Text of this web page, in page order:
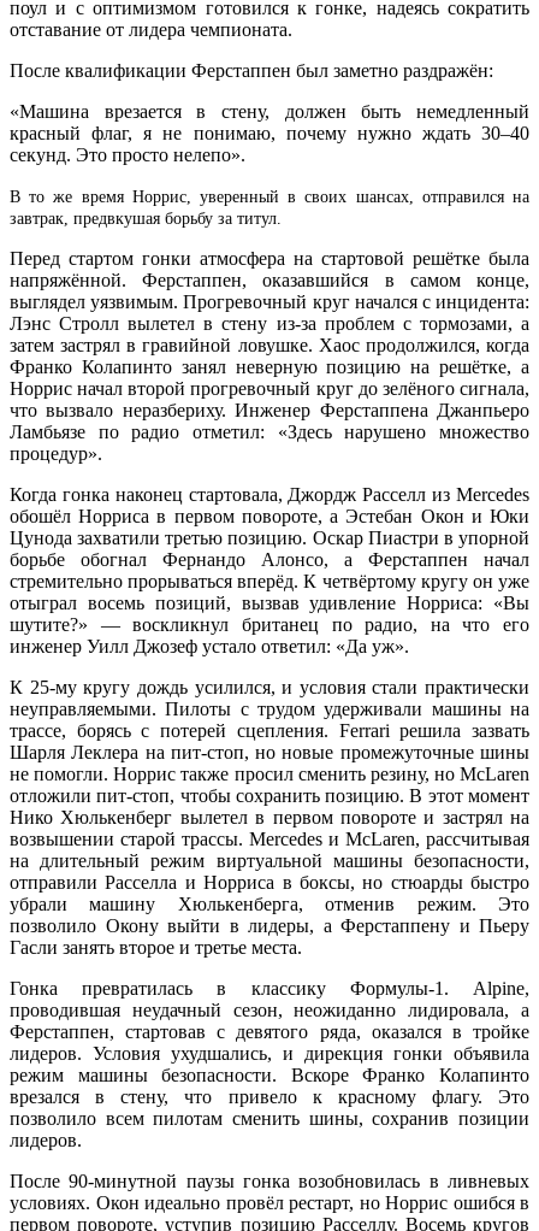
поул и с оптимизмом готовился к гонке, надеясь сократить
отставание от лидера чемпионата.
После квалификации Ферстаппен был заметно раздражён:
«Машина врезается в стену, должен быть немедленный
красный флаг, я не понимаю, почему нужно ждать 30–40
секунд. Это просто нелепо».
В то же время Норрис, уверенный в своих шансах, отправился на
завтрак, предвкушая борьбу за титул.
Перед стартом гонки атмосфера на стартовой решётке была
напряжённой. Ферстаппен, оказавшийся в самом конце,
выглядел уязвимым. Прогревочный круг начался с инцидента:
Лэнс Стролл вылетел в стену из-за проблем с тормозами, а
затем застрял в гравийной ловушке. Хаос продолжился, когда
Франко Колапинто занял неверную позицию на решётке, а
Норрис начал второй прогревочный круг до зелёного сигнала,
что вызвало неразбериху. Инженер Ферстаппена Джанпьеро
Ламбьязе по радио отметил: «Здесь нарушено множество
процедур».
Когда гонка наконец стартовала, Джордж Расселл из Mercedes
обошёл Норриса в первом повороте, а Эстебан Окон и Юки
Цунода захватили третью позицию. Оскар Пиастри в упорной
борьбе обогнал Фернандо Алонсо, а Ферстаппен начал
стремительно прорываться вперёд. К четвёртому кругу он уже
отыграл восемь позиций, вызвав удивление Норриса: «Вы
шутите?» — воскликнул британец по радио, на что его
инженер Уилл Джозеф устало ответил: «Да уж».
К 25-му кругу дождь усилился, и условия стали практически
неуправляемыми. Пилоты с трудом удерживали машины на
трассе, борясь с потерей сцепления. Ferrari решила зазвать
Шарля Леклера на пит-стоп, но новые промежуточные шины
не помогли. Норрис также просил сменить резину, но McLaren
отложили пит-стоп, чтобы сохранить позицию. В этот момент
Нико Хюлькенберг вылетел в первом повороте и застрял на
возвышении старой трассы. Mercedes и McLaren, рассчитывая
на длительный режим виртуальной машины безопасности,
отправили Расселла и Норриса в боксы, но стюарды быстро
убрали машину Хюлькенберга, отменив режим. Это
позволило Окону выйти в лидеры, а Ферстаппену и Пьеру
Гасли занять второе и третье места.
Гонка превратилась в классику Формулы-1. Alpine,
проводившая неудачный сезон, неожиданно лидировала, а
Ферстаппен, стартовав с девятого ряда, оказался в тройке
лидеров. Условия ухудшались, и дирекция гонки объявила
режим машины безопасности. Вскоре Франко Колапинто
врезался в стену, что привело к красному флагу. Это
позволило всем пилотам сменить шины, сохранив позиции
лидеров.
После 90-минутной паузы гонка возобновилась в ливневых
условиях. Окон идеально провёл рестарт, но Норрис ошибся в
первом повороте, уступив позицию Расселлу. Восемь кругов